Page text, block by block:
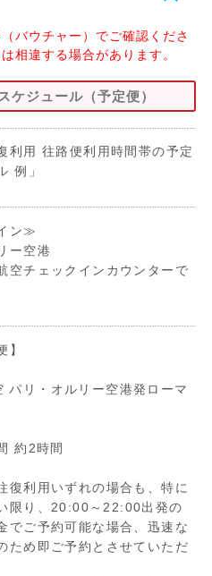
バウチャー）でご確認くださ
相違する場合があります。
ケジュール（予定便）
利用 往路便利用時間帯の予定
例」
ン≫
ー空港
空チェックインカウンターで
】
パリ・オルリー空港発ローマ
約2時間
利用いずれの場合も、特に
限り、20:00～22:00出発の
でご予約可能な場合、迅速な
ため即ご予約とさせていただ